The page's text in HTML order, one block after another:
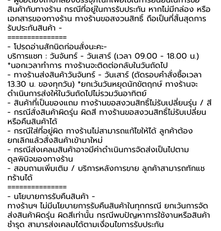
สินค้ากับทางร้าน กรณีที่อยู่ในการรับประกัน หากไม่มีกล่อง หรือ
เอกสารของทางร้าน ทางร้านขอสงวนสิทธิ์ ถือเป็นที่สิ้นสุดการ
รับประกันสินค้า -️
===============
-️ โปรดอ่านสักนิดก่อนสั่งนะคะ-️
บริการแชท : วันจันทร์ - วันเสาร์ (เวลา 09.00 - 18.00 น.)
*นอกเวลาทำการ ทางร้านจะติดต่อกลับในวันถัดไป
- ทางร้านส่งสินค้าวันจันทร์ - วันเสาร์ (ตัดรอบคำสั่งซื้อเวลา
13.30 น. ของทุกวัน) *ยกเว้นวันหยุดนักขัตฤกษ์ ทางร้านจะ
ดำเนินการส่งให้ในวันถัดไปไม่รวมวันอาทิตย์
- สินค้าที่เป็นของแถม ทางร้านขอสงวนสิทธิ์ไม่รับเปลี่ยนรุ่น / สี
- กรณีสั่งสินค้าผิดรุ่น ผิดสี ทางร้านขอสงวนสิทธิ์ไม่รับเปลี่ยน
หรือคืนสินค้าได้
- กรณีใส่ที่อยู่ผิด ทางร้านไม่สามารถแก้ไขให้ได้ ลูกค้าต้อง
ยกเลิกแล้วสั่งสินค้าเข้ามาใหม่
- กรณีส่งเคลมสินค้าอาจมีค่าดำเนินการจัดส่งเป็นไปตาม
ดุลพินิจของทางร้าน
- สอบถามเพิ่มเติม / บริการหลังการขาย ลูกค้าสามารถทักแช
ทร้านได้
===============
-️ นโยบายการรับคืนสินค้า -️
ทางร้านฯ ไม่มีนโยบายการรับคืนสินค้าในทุกกรณี ยกเว้นการจัด
ส่งสินค้าผิดรุ่น ผิดสีเท่านั้น กรณีพบปัญหาการใช้งานหรือสินค้า
ชำรุด สามารส่งเคลมได้ตามเงื่อนไขการรับประกัน